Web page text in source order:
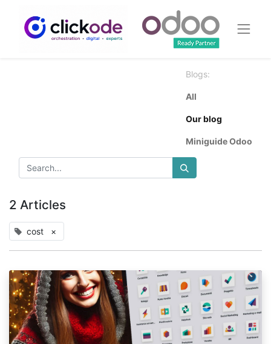
Blogs:
All
Our blog
Miniguide Odoo
2 Articles
cost ×